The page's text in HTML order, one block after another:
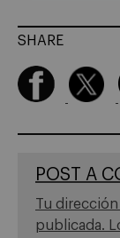
SHARE
POST A
Tu
publicada.